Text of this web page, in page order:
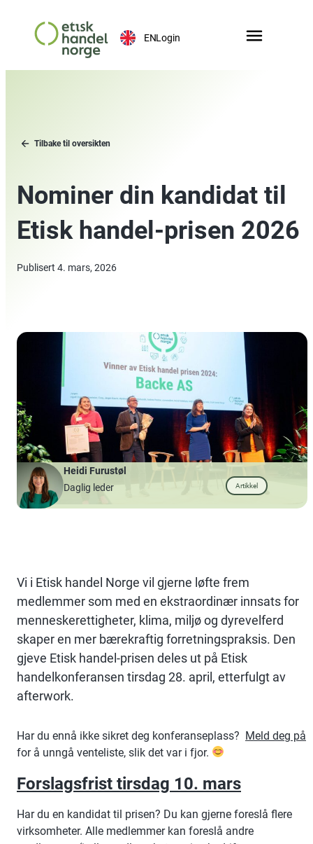
ENLogin
Tilbake til oversikten
Nominer din kandidat til
Etisk handel-prisen 2026
Publisert 4. mars, 2026
Heidi Furustøl
Daglig leder
Artikkel
Vi i Etisk handel Norge vil gjerne løfte frem
medlemmer som med en ekstraordinær innsats for
menneskerettigheter, klima, miljø og dyrevelferd
skaper en mer bærekraftig forretningspraksis. Den
gjeve Etisk handel-prisen deles ut på Etisk
handelkonferansen tirsdag 28. april, etterfulgt av
afterwork.
Har du ennå ikke sikret deg konferanseplass? Meld deg på
for å unngå venteliste, slik det var i fjor.
Forslagsfrist tirsdag 10. mars
Har du en kandidat til prisen? Du kan gjerne foreslå flere
virksomheter. Alle medlemmer kan foreslå andre